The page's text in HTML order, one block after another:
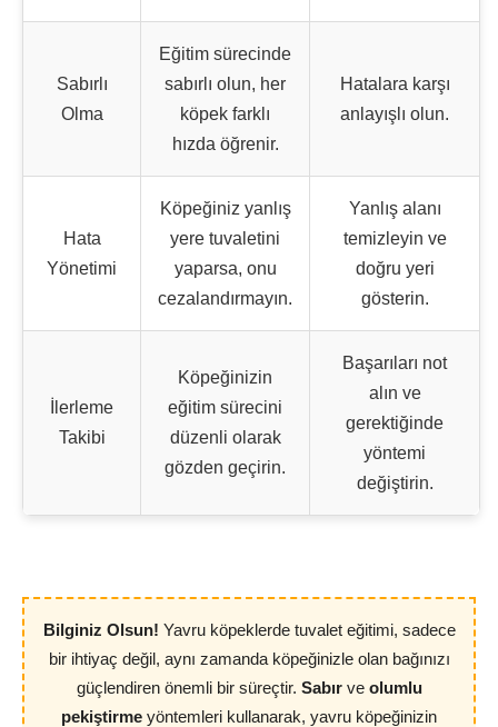
Sabırlı
Olma
Eğitim sürecinde
sabırlı olun, her
köpek farklı
hızda öğrenir.
Hatalara karşı
anlayışlı olun.
Hata
Yönetimi
Köpeğiniz yanlış
yere tuvaletini
yaparsa, onu
cezalandırmayın.
Yanlış alanı
temizleyin ve
doğru yeri
gösterin.
İlerleme
Takibi
Köpeğinizin
eğitim sürecini
düzenli olarak
gözden geçirin.
Başarıları not
alın ve
gerektiğinde
yöntemi
değiştirin.
Bilginiz Olsun! Yavru köpeklerde tuvalet eğitimi, sadece
bir ihtiyaç değil, aynı zamanda köpeğinizle olan bağınızı
güçlendiren önemli bir süreçtir. Sabırve olumlu
pekiştirme yöntemleri kullanarak, yavru köpeğinizin